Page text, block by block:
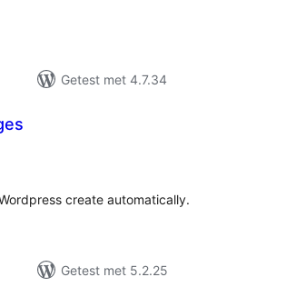
Getest met 4.7.34
create automatically.
Getest met 5.2.25